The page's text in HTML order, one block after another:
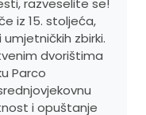
razveselite se!
iz 15. stoljeća,
zbirki.
dvorištima
Parco
i opuštanje